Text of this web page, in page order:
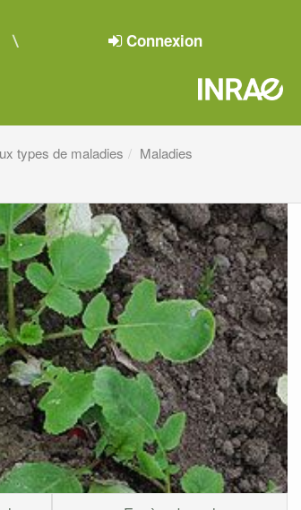
Connexion
types de maladies
Maladies